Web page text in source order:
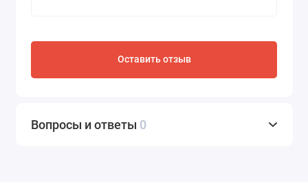
Оставить отзыв
Вопросы и ответы 0